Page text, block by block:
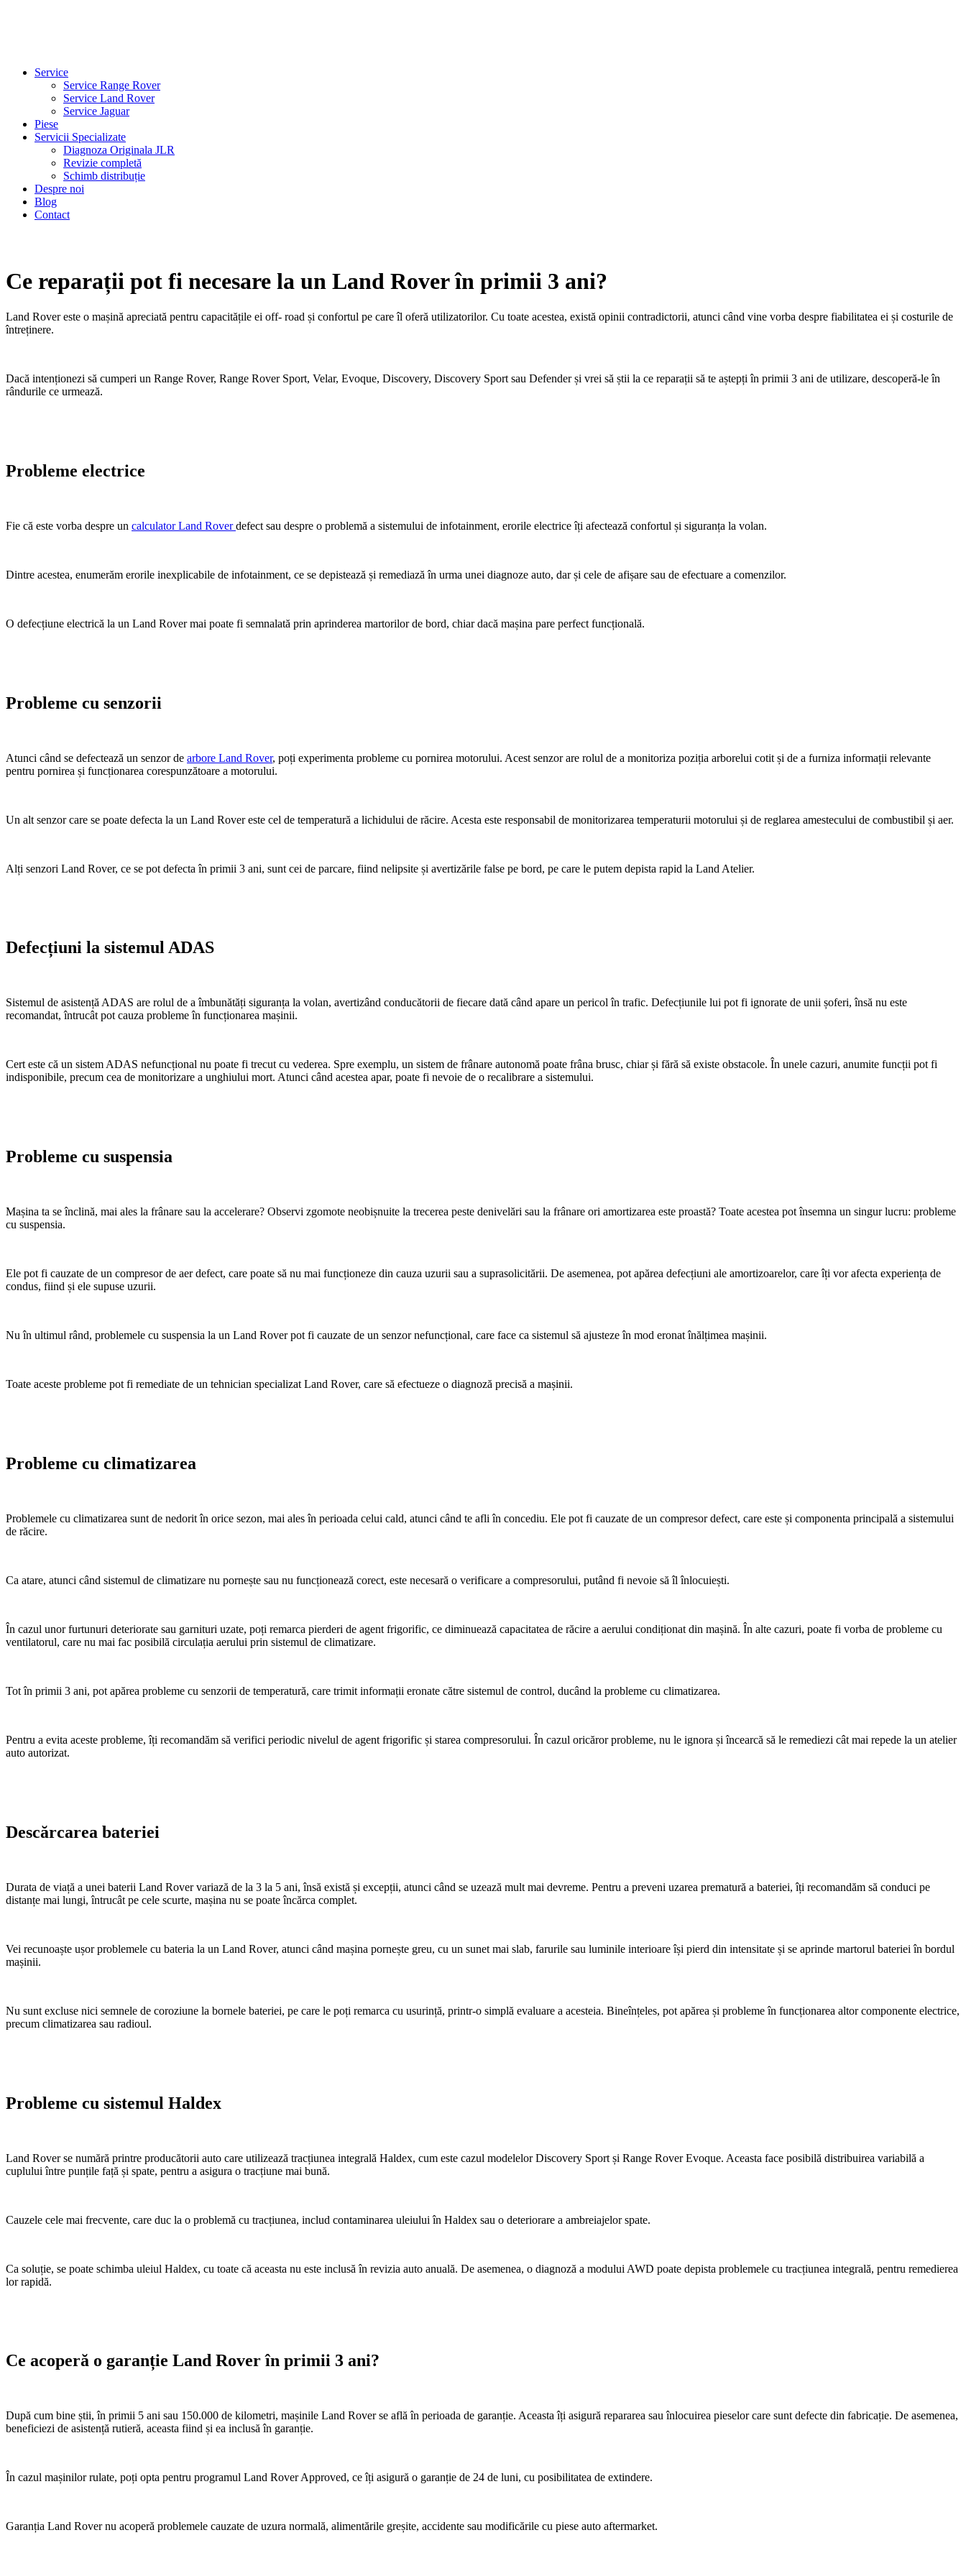
Service
Service Range Rover
Service Land Rover
Service Jaguar
Piese
Servicii Specializate
Diagnoza Originala JLR
Revizie completă
Schimb distribuție
Despre noi
Blog
Contact
Ce reparații pot fi necesare la un Land Rover în primii 3 ani?
Land Rover este o mașină apreciată pentru capacitățile ei off- road și confortul pe care îl oferă utilizatorilor. Cu toate acestea, există opinii contradictorii, atunci când vine vorba despre fiabilitatea ei și costurile de
întreținere.
Dacă intenționezi să cumperi un Range Rover, Range Rover Sport, Velar, Evoque, Discovery, Discovery Sport sau Defender și vrei să știi la ce reparații să te aștepți în primii 3 ani de utilizare, descoperă-le în
rândurile ce urmează.
Probleme electrice
Fie că este vorba despre un calculator Land Roverdefect sau despre o problemă a sistemului de infotainment, erorile electrice îți afectează confortul și siguranța la volan.
Dintre acestea, enumerăm erorile inexplicabile de infotainment, ce se depistează și remediază în urma unei diagnoze auto, dar și cele de afișare sau de efectuare a comenzilor.
O defecțiune electrică la un Land Rover mai poate fi semnalată prin aprinderea martorilor de bord, chiar dacă mașina pare perfect funcțională.
Probleme cu senzorii
Atunci când se defectează un senzor de arbore Land Rover, poți experimenta probleme cu pornirea motorului. Acest senzor are rolul de a monitoriza poziția arborelui cotit și de a furniza informații relevante
pentru pornirea și funcționarea corespunzătoare a motorului.
Un alt senzor care se poate defecta la un Land Rover este cel de temperatură a lichidului de răcire. Acesta este responsabil de monitorizarea temperaturii motorului și de reglarea amestecului de combustibil și aer.
Alți senzori Land Rover, ce se pot defecta în primii 3 ani, sunt cei de parcare, fiind nelipsite și avertizările false pe bord, pe care le putem depista rapid la Land Atelier.
Defecțiuni la sistemul ADAS
Sistemul de asistență ADAS are rolul de a îmbunătăți siguranța la volan, avertizând conducătorii de fiecare dată când apare un pericol în trafic. Defecțiunile lui pot fi ignorate de unii șoferi, însă nu este
recomandat, întrucât pot cauza probleme în funcționarea mașinii.
Cert este că un sistem ADAS nefuncțional nu poate fi trecut cu vederea. Spre exemplu, un sistem de frânare autonomă poate frâna brusc, chiar și fără să existe obstacole. În unele cazuri, anumite funcții pot fi
indisponibile, precum cea de monitorizare a unghiului mort. Atunci când acestea apar, poate fi nevoie de o recalibrare a sistemului.
Probleme cu suspensia
Mașina ta se înclină, mai ales la frânare sau la accelerare? Observi zgomote neobișnuite la trecerea peste denivelări sau la frânare ori amortizarea este proastă? Toate acestea pot însemna un singur lucru: probleme
cu suspensia.
Ele pot fi cauzate de un compresor de aer defect, care poate să nu mai funcționeze din cauza uzurii sau a suprasolicitării. De asemenea, pot apărea defecțiuni ale amortizoarelor, care îți vor afecta experiența de
condus, fiind și ele supuse uzurii.
Nu în ultimul rând, problemele cu suspensia la un Land Rover pot fi cauzate de un senzor nefuncțional, care face ca sistemul să ajusteze în mod eronat înălțimea mașinii.
Toate aceste probleme pot fi remediate de un tehnician specializat Land Rover, care să efectueze o diagnoză precisă a mașinii.
Probleme cu climatizarea
Problemele cu climatizarea sunt de nedorit în orice sezon, mai ales în perioada celui cald, atunci când te afli în concediu. Ele pot fi cauzate de un compresor defect, care este și componenta principală a sistemului
de răcire.
Ca atare, atunci când sistemul de climatizare nu pornește sau nu funcționează corect, este necesară o verificare a compresorului, putând fi nevoie să îl înlocuiești.
În cazul unor furtunuri deteriorate sau garnituri uzate, poți remarca pierderi de agent frigorific, ce diminuează capacitatea de răcire a aerului condiționat din mașină. În alte cazuri, poate fi vorba de probleme cu
ventilatorul, care nu mai fac posibilă circulația aerului prin sistemul de climatizare.
Tot în primii 3 ani, pot apărea probleme cu senzorii de temperatură, care trimit informații eronate către sistemul de control, ducând la probleme cu climatizarea.
Pentru a evita aceste probleme, îți recomandăm să verifici periodic nivelul de agent frigorific și starea compresorului. În cazul oricăror probleme, nu le ignora și încearcă să le remediezi cât mai repede la un atelier
auto autorizat.
Descărcarea bateriei
Durata de viață a unei baterii Land Rover variază de la 3 la 5 ani, însă există și excepții, atunci când se uzează mult mai devreme. Pentru a preveni uzarea prematură a bateriei, îți recomandăm să conduci pe
distanțe mai lungi, întrucât pe cele scurte, mașina nu se poate încărca complet.
Vei recunoaște ușor problemele cu bateria la un Land Rover, atunci când mașina pornește greu, cu un sunet mai slab, farurile sau luminile interioare își pierd din intensitate și se aprinde martorul bateriei în bordul
mașinii.
Nu sunt excluse nici semnele de coroziune la bornele bateriei, pe care le poți remarca cu usurință, printr-o simplă evaluare a acesteia. Bineînțeles, pot apărea și probleme în funcționarea altor componente electrice,
precum climatizarea sau radioul.
Probleme cu sistemul Haldex
Land Rover se numără printre producătorii auto care utilizează tracțiunea integrală Haldex, cum este cazul modelelor Discovery Sport și Range Rover Evoque. Aceasta face posibilă distribuirea variabilă a
cuplului între punțile față și spate, pentru a asigura o tracțiune mai bună.
Cauzele cele mai frecvente, care duc la o problemă cu tracțiunea, includ contaminarea uleiului în Haldex sau o deteriorare a ambreiajelor spate.
Ca soluție, se poate schimba uleiul Haldex, cu toate că aceasta nu este inclusă în revizia auto anuală. De asemenea, o diagnoză a modului AWD poate depista problemele cu tracțiunea integrală, pentru remedierea
lor rapidă.
Ce acoperă o garanție Land Rover în primii 3 ani?
După cum bine știi, în primii 5 ani sau 150.000 de kilometri, mașinile Land Rover se află în perioada de garanție. Aceasta îți asigură repararea sau înlocuirea pieselor care sunt defecte din fabricație. De asemenea,
beneficiezi de asistență rutieră, aceasta fiind și ea inclusă în garanție.
În cazul mașinilor rulate, poți opta pentru programul Land Rover Approved, ce îți asigură o garanție de 24 de luni, cu posibilitatea de extindere.
Garanția Land Rover nu acoperă problemele cauzate de uzura normală, alimentările greșite, accidente sau modificările cu piese auto aftermarket.